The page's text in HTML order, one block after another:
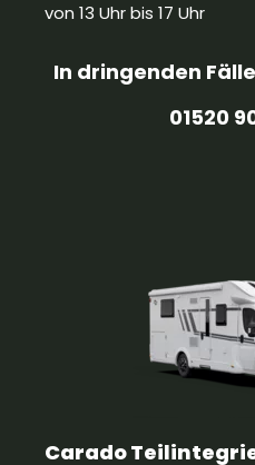
von 13 Uhr bis 17 Uhr
In dringenden
01520
Carado